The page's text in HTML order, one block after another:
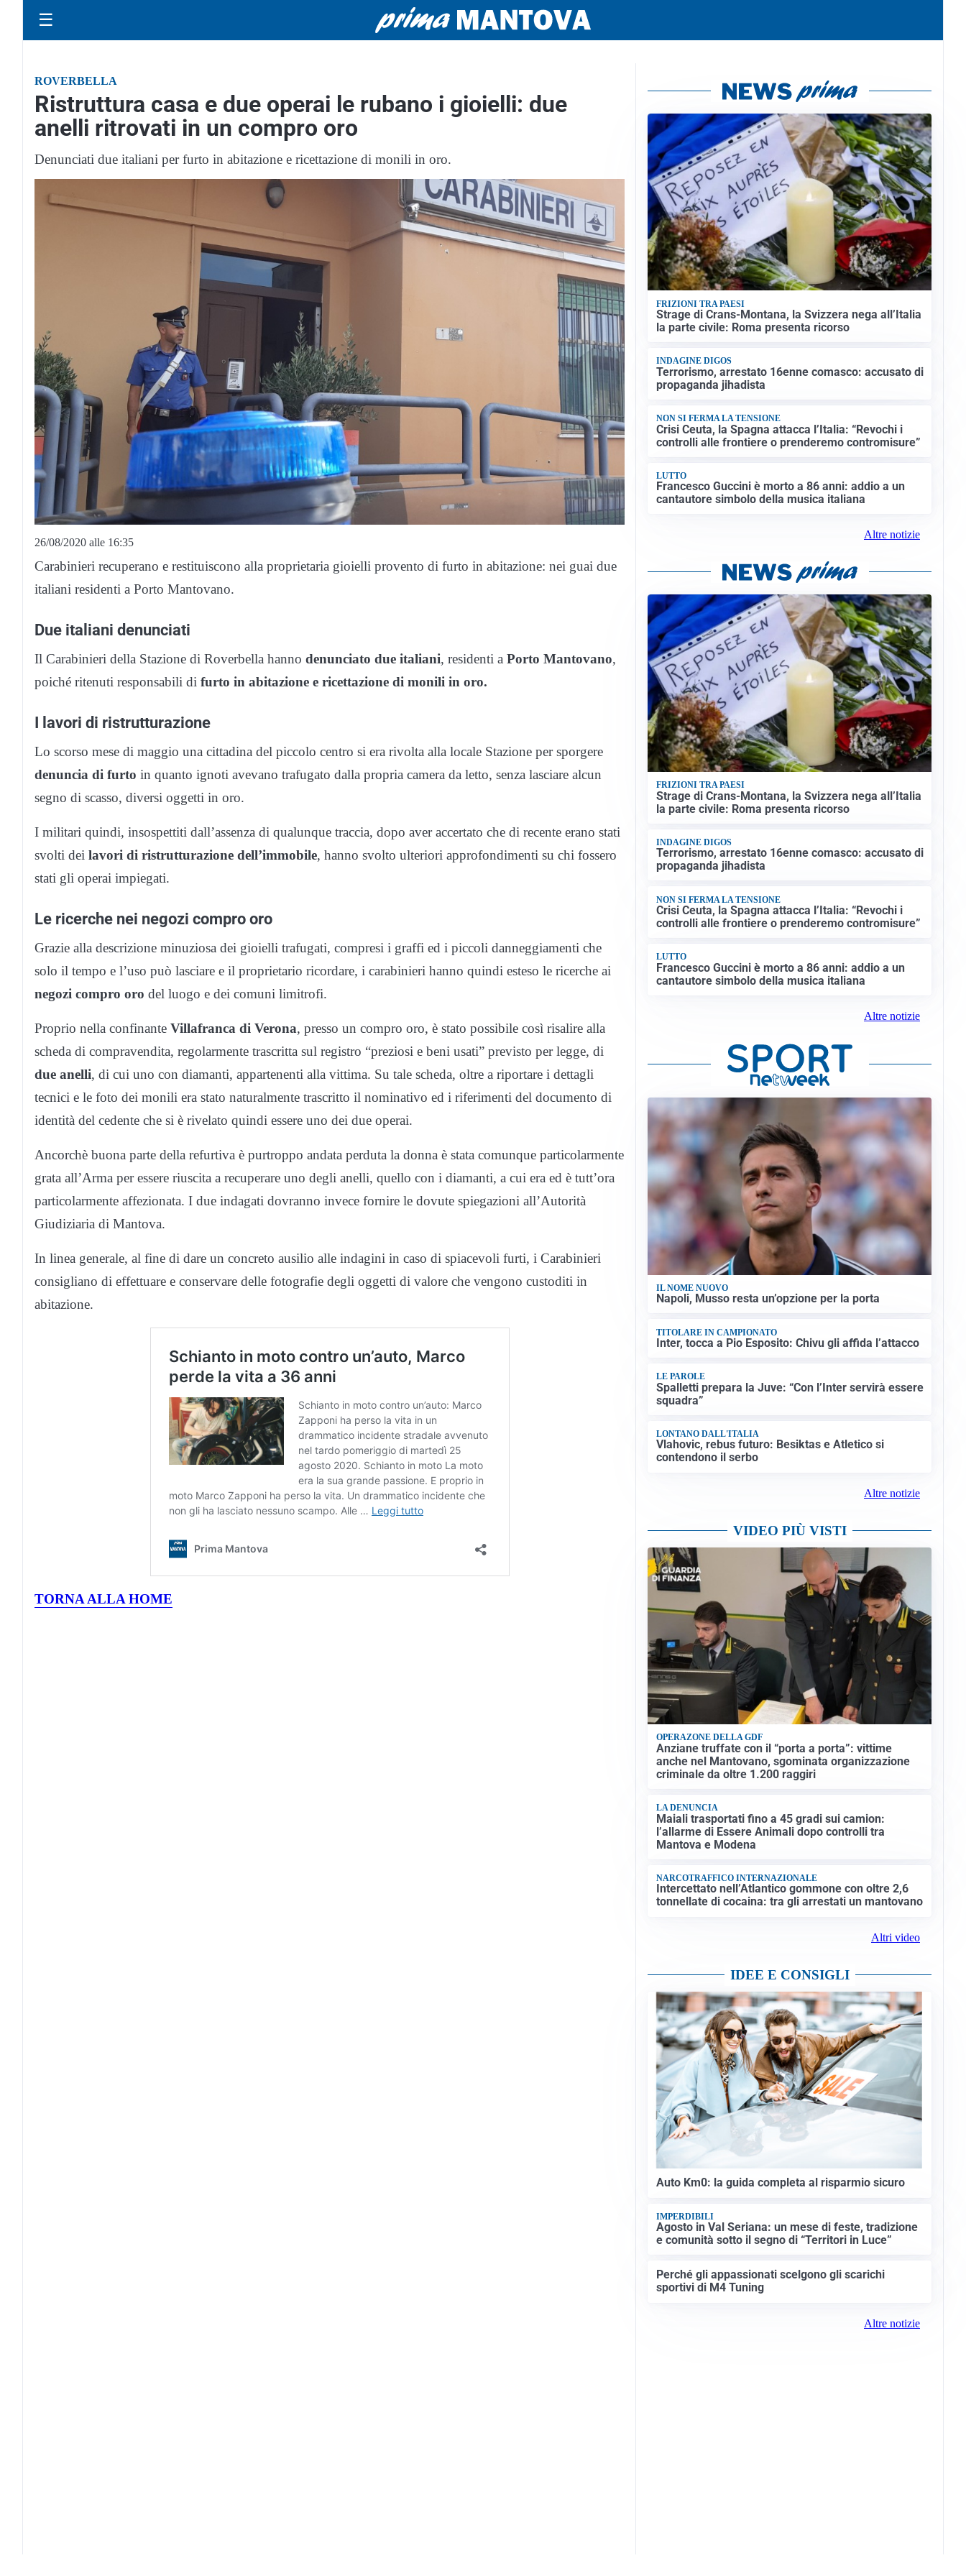
☰
ROVERBELLA
Ristruttura casa e due operai le rubano i gioielli: due
anelli ritrovati in un compro oro
Denunciati due italiani per furto in abitazione e ricettazione di monili in oro.
26/08/2020 alle 16:35
Carabinieri recuperano e restituiscono alla proprietaria gioielli provento di furto in abitazione: nei guai due
italiani residenti a Porto Mantovano.
Due italiani denunciati
Il Carabinieri della Stazione di Roverbella hanno denunciato due italiani, residenti a Porto Mantovano,
poiché ritenuti responsabili di furto in abitazione e ricettazione di monili in oro.
I lavori di ristrutturazione
Lo scorso mese di maggio una cittadina del piccolo centro si era rivolta alla locale Stazione per sporgere
denuncia di furto in quanto ignoti avevano trafugato dalla propria camera da letto, senza lasciare alcun
segno di scasso, diversi oggetti in oro.
I militari quindi, insospettiti dall’assenza di qualunque traccia, dopo aver accertato che di recente erano stati
svolti dei lavori di ristrutturazione dell’immobile, hanno svolto ulteriori approfondimenti su chi fossero
stati gli operai impiegati.
Le ricerche nei negozi compro oro
Grazie alla descrizione minuziosa dei gioielli trafugati, compresi i graffi ed i piccoli danneggiamenti che
solo il tempo e l’uso può lasciare e il proprietario ricordare, i carabinieri hanno quindi esteso le ricerche ai
negozi compro oro del luogo e dei comuni limitrofi.
Proprio nella confinante Villafranca di Verona, presso un compro oro, è stato possibile così risalire alla
scheda di compravendita, regolarmente trascritta sul registro “preziosi e beni usati” previsto per legge, di
due anelli, di cui uno con diamanti, appartenenti alla vittima. Su tale scheda, oltre a riportare i dettagli
tecnici e le foto dei monili era stato naturalmente trascritto il nominativo ed i riferimenti del documento di
identità del cedente che si è rivelato quindi essere uno dei due operai.
Ancorchè buona parte della refurtiva è purtroppo andata perduta la donna è stata comunque particolarmente
grata all’Arma per essere riuscita a recuperare uno degli anelli, quello con i diamanti, a cui era ed è tutt’ora
particolarmente affezionata. I due indagati dovranno invece fornire le dovute spiegazioni all’Autorità
Giudiziaria di Mantova.
In linea generale, al fine di dare un concreto ausilio alle indagini in caso di spiacevoli furti, i Carabinieri
consigliano di effettuare e conservare delle fotografie degli oggetti di valore che vengono custoditi in
abitazione.
TORNA ALLA HOME
FRIZIONI TRA PAESI
Strage di Crans-Montana, la Svizzera nega all’Italia
la parte civile: Roma presenta ricorso
INDAGINE DIGOS
Terrorismo, arrestato 16enne comasco: accusato di
propaganda jihadista
NON SI FERMA LA TENSIONE
Crisi Ceuta, la Spagna attacca l’Italia: “Revochi i
controlli alle frontiere o prenderemo contromisure”
LUTTO
Francesco Guccini è morto a 86 anni: addio a un
cantautore simbolo della musica italiana
Altre notizie
FRIZIONI TRA PAESI
Strage di Crans-Montana, la Svizzera nega all’Italia
la parte civile: Roma presenta ricorso
INDAGINE DIGOS
Terrorismo, arrestato 16enne comasco: accusato di
propaganda jihadista
NON SI FERMA LA TENSIONE
Crisi Ceuta, la Spagna attacca l’Italia: “Revochi i
controlli alle frontiere o prenderemo contromisure”
LUTTO
Francesco Guccini è morto a 86 anni: addio a un
cantautore simbolo della musica italiana
Altre notizie
IL NOME NUOVO
Napoli, Musso resta un’opzione per la porta
TITOLARE IN CAMPIONATO
Inter, tocca a Pio Esposito: Chivu gli affida l’attacco
LE PAROLE
Spalletti prepara la Juve: “Con l’Inter servirà essere
squadra”
LONTANO DALL'ITALIA
Vlahovic, rebus futuro: Besiktas e Atletico si
contendono il serbo
Altre notizie
VIDEO PIÙ VISTI
OPERAZONE DELLA GDF
Anziane truffate con il “porta a porta”: vittime
anche nel Mantovano, sgominata organizzazione
criminale da oltre 1.200 raggiri
LA DENUNCIA
Maiali trasportati fino a 45 gradi sui camion:
l’allarme di Essere Animali dopo controlli tra
Mantova e Modena
NARCOTRAFFICO INTERNAZIONALE
Intercettato nell’Atlantico gommone con oltre 2,6
tonnellate di cocaina: tra gli arrestati un mantovano
Altri video
IDEE E CONSIGLI
Auto Km0: la guida completa al risparmio sicuro
IMPERDIBILI
Agosto in Val Seriana: un mese di feste, tradizione
e comunità sotto il segno di “Territori in Luce”
Perché gli appassionati scelgono gli scarichi
sportivi di M4 Tuning
Altre notizie